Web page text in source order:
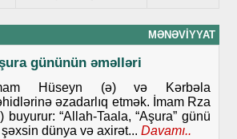
MƏNƏVIYYAT
gününün əməlləri
Hüseyn (ə) və Kərbəla
əzadarlıq etmək. İmam Rza
buyurur: “Allah-Taala, “Aşura” günü
dünya və axirət... Davamı..